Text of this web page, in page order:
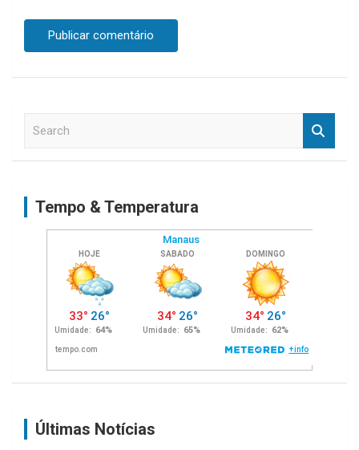
Tempo & Temperatura
Últimas Notícias